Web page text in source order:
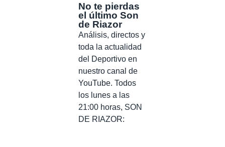
No te pierdas
el último Son
de Riazor
Análisis, directos y
toda la actualidad
del Deportivo en
nuestro canal de
YouTube. Todos
los lunes a las
21:00 horas, SON
DE RIAZOR: